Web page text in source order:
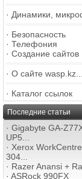
· Динамики,
· Безопасность
· Телефония
· Создание сайтов
· О сайте wasp.kz...
· Каталог ссылок
Последние статьи
· Gigabyte GA-
UP5...
· Xerox WorkCentre
304...
· Razer Anansi +
· ASRock 990FX